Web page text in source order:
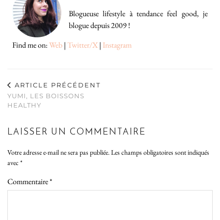
Blogueuse lifestyle à tendance feel good, je
blogue depuis 2009 !
Find me on:Web|Twitter/X| Instagram
ARTICLE PRÉCÉDENT
YUMI, LES BOISSONS
HEALTHY
LAISSER UN COMMENTAIRE
Votre adresse e-mail ne sera pas publiée.Les champs obligatoires sont indiqués
avec *
Commentaire*